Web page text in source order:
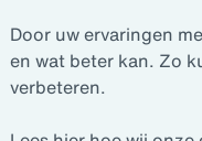
Door uw ervaringen
en wat beter kan. Zo
verbeteren.